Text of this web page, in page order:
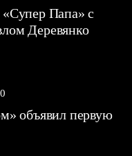
Папа» с
Деревянко
объявил первую